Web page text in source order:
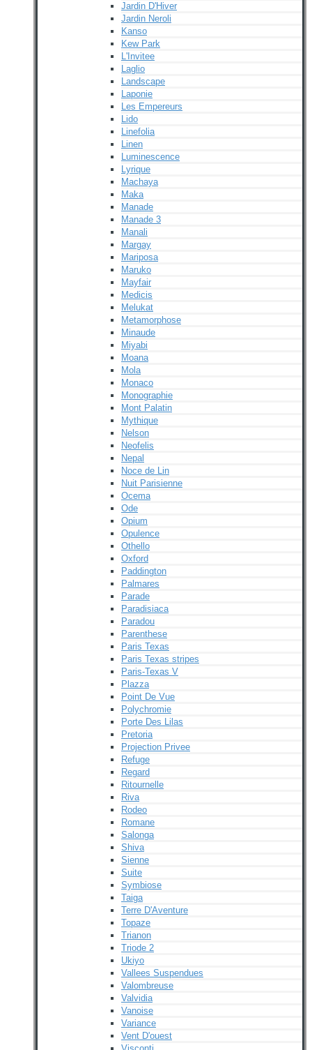
Jardin D'Hiver
Jardin Neroli
Kanso
Kew Park
L'Invitee
Laglio
Landscape
Laponie
Les Empereurs
Lido
Linefolia
Linen
Luminescence
Lyrique
Machaya
Maka
Manade
Manade 3
Manali
Margay
Mariposa
Maruko
Mayfair
Medicis
Melukat
Metamorphose
Minaude
Miyabi
Moana
Mola
Monaco
Monographie
Mont Palatin
Mythique
Nelson
Neofelis
Nepal
Noce de Lin
Nuit Parisienne
Ocema
Ode
Opium
Opulence
Othello
Oxford
Paddington
Palmares
Parade
Paradisiaca
Paradou
Parenthese
Paris Texas
Paris Texas stripes
Paris-Texas V
Plazza
Point De Vue
Polychromie
Porte Des Lilas
Pretoria
Projection Privee
Refuge
Regard
Ritournelle
Riva
Rodeo
Romane
Salonga
Shiva
Sienne
Suite
Symbiose
Taiga
Terre D'Aventure
Topaze
Trianon
Triode 2
Ukiyo
Vallees Suspendues
Valombreuse
Valvidia
Vanoise
Variance
Vent D'ouest